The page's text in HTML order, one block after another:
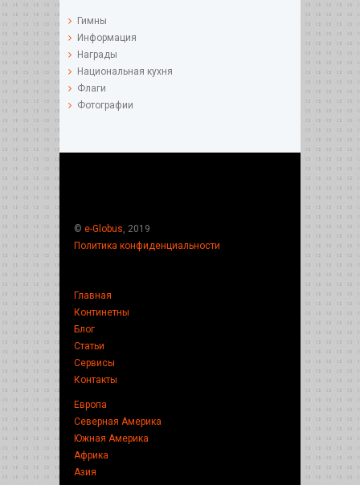
Гимны
Информация
Награды
Национальная кухня
Флаги
Фотографии
© e-Globus , 2019
Политика конфиденциальности
Главная
Континетны
Блог
Статьи
Сервисы
Контакты
Европа
Северная Америка
Южная Америка
Африка
Азия